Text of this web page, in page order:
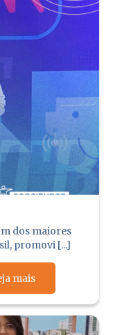
dos maiores
promovi [...]
mais